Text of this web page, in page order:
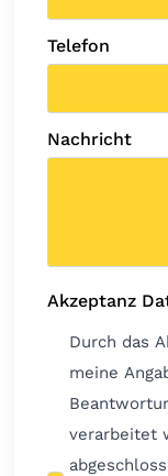
Telefon
Nachricht
Akzeptanz
Durch das
meine
verarbeitet